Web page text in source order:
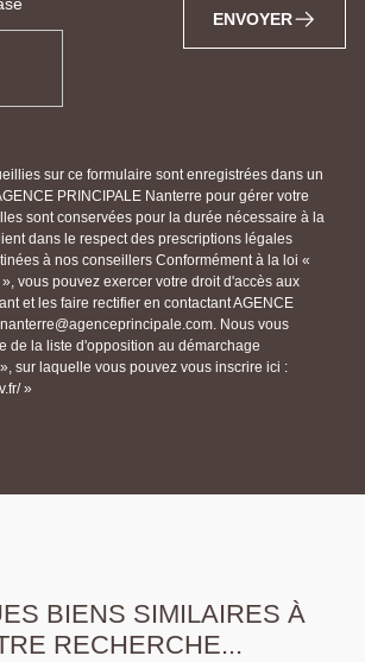
ENVOYER
sur ce formulaire sont enregistrées dans un
PRINCIPALE Nanterre pour gérer votre
sont conservées pour la durée nécessaire à la
dans le respect des prescriptions légales
à nos conseillers Conformément à la loi «
vous pouvez exercer votre droit d'accès aux
et les faire rectifier en contactant AGENCE
Nous vous
de la liste d'opposition au démarchage
sur laquelle vous pouvez vous inscrire ici :
»
BIENS SIMILAIRES À
RECHERCHE...